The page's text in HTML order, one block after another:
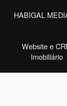
HABIGAL
Website e
Imobiliário